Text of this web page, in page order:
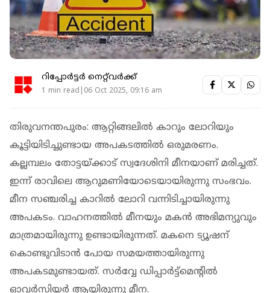
റിപ്പോർട്ടർ നെറ്റ്‌വര്‍ക്ക്‌
1 min read|06 Oct 2025, 09:16 am
തിരുവനന്തപുരം: ആറ്റിങ്ങലില്‍ കാറും ലോറിയും
കൂട്ടിയിടിച്ചുണ്ടായ അപകടത്തില്‍ ഒരുമരണം.
കല്ലമ്പലം തോട്ടയ്ക്കാട് സ്വദേശിനി മീനയാണ് മരിച്ചത്.
ഇന്ന് രാവിലെ ആറുമണിയോടെയായിരുന്നു സംഭവം.
മീന സഞ്ചരിച്ച കാറില്‍ ലോറി വന്നിടിച്ചായിരുന്നു
അപകടം. വാഹനത്തില്‍ മീനയും മകന്‍ അഭിമന്യുവും
മാത്രമായിരുന്നു ഉണ്ടായിരുന്നത്. മകനെ ട്യൂഷന്
കൊണ്ടുവിടാന്‍ പോയ സമയത്തായിരുന്നു
അപകടമുണ്ടായത്. സര്‍വ്വേ ഡിപ്പാര്‍ട്ട്‌മെന്റില്‍
ഓവര്‍സിയര്‍ ആയിരുന്നു മീന.